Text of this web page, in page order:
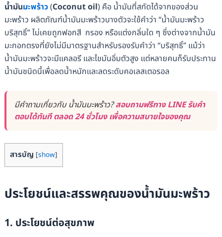
น้ำมันมะพร้าว(Coconut oil) คือ น้ำมันที่สกัดได้จากของส่วน
มะพร้าว ผลิตภัณฑ์น้ำมันมะพร้าวบางตัวจะใช้คำว่า “น้ำมันมะพร้าว
บริสุทธิ์” ไม่เคยถูกฟอกสี กรอง หรือแต่งกลิ่นใด ๆ ซึ่งต่างจากน้ำมัน
มะกอกตรงที่ยังไม่มีมาตรฐานสำหรับรองรับคำว่า “บริสุทธิ์” แม้ว่า
น้ำมันมะพร้าวจะมีแคลอรี และไขมันอิ่มตัวสูง แต่หลายคนก็รับประทาน
น้ำมันชนิดนี้เพื่อลดน้ำหนักและลดระดับคอเลสเตอรอล
มีคำถามเกี่ยวกับ น้ำมันมะพร้าว?สอบถามฟรีทาง LINE รับคำ
ตอบได้ทันที ตลอด 24 ชั่วโมง เพื่อความสบายใจของคุณ
สารบัญ [show]
ประโยชน์และสรรพคุณของน้ำมันมะพร้าว
1. ประโยชน์ต่อสุขภาพ